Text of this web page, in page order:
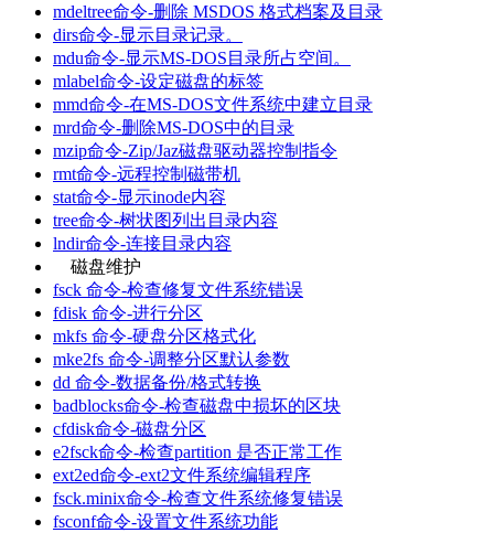
mdeltree命令-删除 MSDOS 格式档案及目录
dirs命令-显示目录记录。
mdu命令-显示MS-DOS目录所占空间。
mlabel命令-设定磁盘的标签
mmd命令-在MS-DOS文件系统中建立目录
mrd命令-删除MS-DOS中的目录
mzip命令-Zip/Jaz磁盘驱动器控制指令
rmt命令-远程控制磁带机
stat命令-显示inode内容
tree命令-树状图列出目录内容
lndir命令-连接目录内容
磁盘维护
fsck 命令-检查修复文件系统错误
fdisk 命令-进行分区
mkfs 命令-硬盘分区格式化
mke2fs 命令-调整分区默认参数
dd 命令-数据备份/格式转换
badblocks命令-检查磁盘中损坏的区块
cfdisk命令-磁盘分区
e2fsck命令-检查partition 是否正常工作
ext2ed命令-ext2文件系统编辑程序
fsck.minix命令-检查文件系统修复错误
fsconf命令-设置文件系统功能